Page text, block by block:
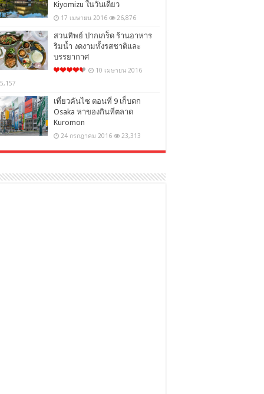
Kiyomizu ในวันเดียว
17 เมษายน 2016 26,876
สวนทิพย์ ปากเกร็ด ร้านอาหาร
ริมน้ำ งดงามทั้งรสชาติและ
บรรยากาศ
10 เมษายน 2016
เที่ยวคันไซ ตอนที่ 9 เก็บตก
Osaka หาของกินที่ตลาด
Kuromon
24 กรกฎาคม 2016 23,313